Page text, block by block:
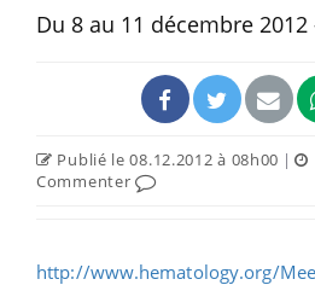
Du 8 au 11 décembre 2012
Publié le 08.12.2012 à 08h00 |
Commenter
http://www.hematology.org/